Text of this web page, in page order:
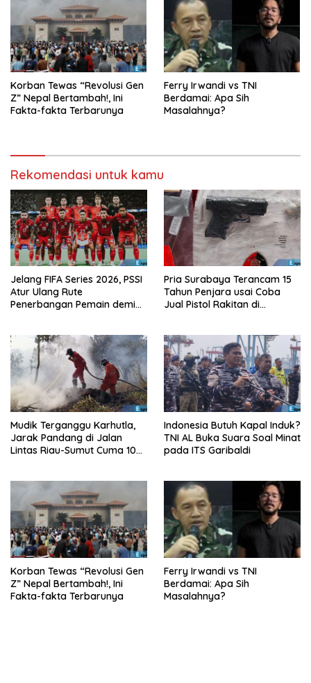
Korban Tewas “Revolusi Gen
Z” Nepal Bertambah!, Ini
Fakta-fakta Terbarunya
Ferry Irwandi vs TNI
Berdamai: Apa Sih
Masalahnya?
Rekomendasi untuk kamu
Jelang FIFA Series 2026, PSSI
Atur Ulang Rute
Penerbangan Pemain demi
Pria Surabaya Terancam 15
Tahun Penjara usai Coba
Jual Pistol Rakitan di
Mudik Terganggu Karhutla,
Jarak Pandang di Jalan
Lintas Riau-Sumut Cuma 10
Indonesia Butuh Kapal Induk?
TNI AL Buka Suara Soal Minat
pada ITS Garibaldi
Korban Tewas “Revolusi Gen
Z” Nepal Bertambah!, Ini
Fakta-fakta Terbarunya
Ferry Irwandi vs TNI
Berdamai: Apa Sih
Masalahnya?